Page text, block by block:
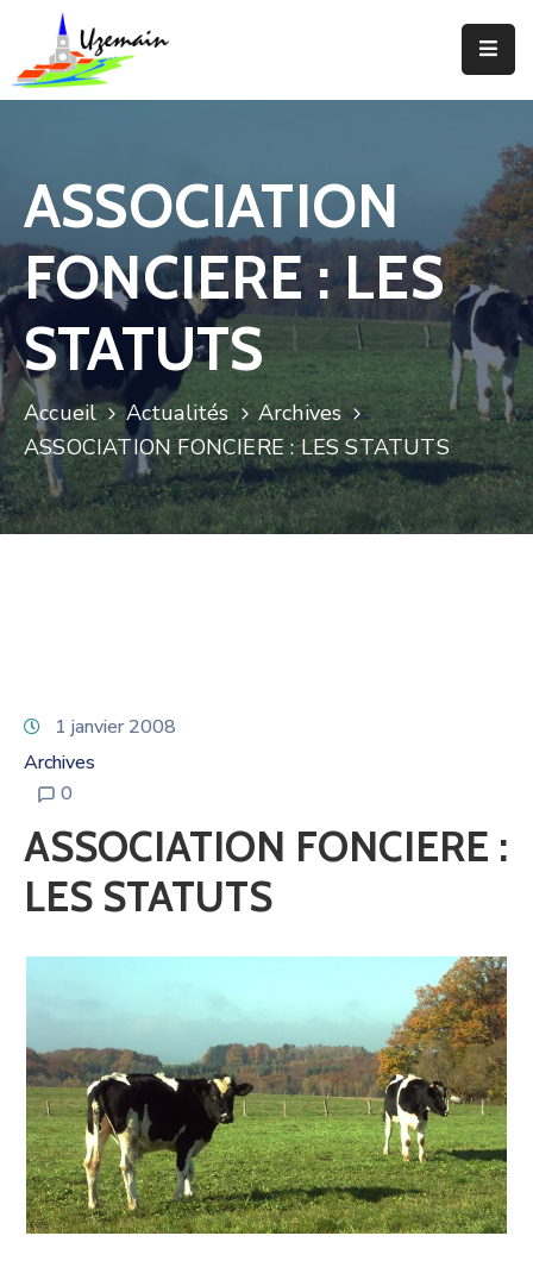
Actualités
Votre
Commune
Votre
Mairie
Services
Vie
Locale
Enfance
ASSOCIATION
FONCIERE : LES
STATUTS
Accueil Actualités
Archives
ASSOCIATION FONCIERE : LES STATUTS
1 janvier 2008
Archives
0
ASSOCIATION FONCIERE :
LES STATUTS